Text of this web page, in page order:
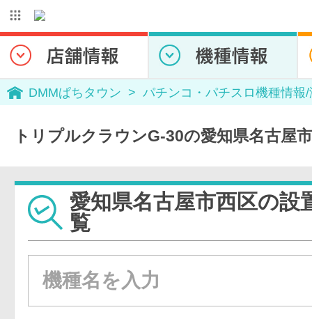
DMMぱちタウン パチンコ・パチスロ機種情報
トリプルクラウンG-30の愛知県名古屋
愛知県名古屋市西区の設
覧